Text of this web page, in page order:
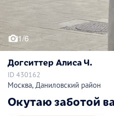
1/6
Догситтер Алиса Ч.
ID 430162
Москва, Даниловский район
Окутаю заботой